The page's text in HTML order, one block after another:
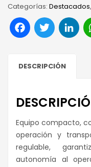
Categorías: Destacados,
DESCRIPCIÓN
Equipo compacto,
operación y
regulable,
autonomía al